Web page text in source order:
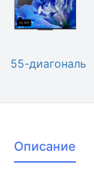
55-диагональ
Описание